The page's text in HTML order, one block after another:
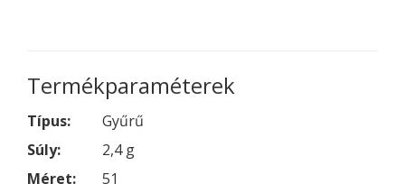
Termékparaméterek
Típus:
Gyűrű
Súly:
2,4 g
Méret:
51